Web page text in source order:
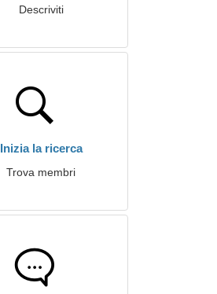
Descriviti
Inizia la ricerca
Trova membri